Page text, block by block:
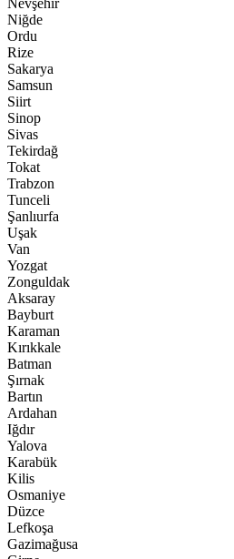
Nevşehir
Niğde
Ordu
Rize
Sakarya
Samsun
Siirt
Sinop
Sivas
Tekirdağ
Tokat
Trabzon
Tunceli
Şanlıurfa
Uşak
Van
Yozgat
Zonguldak
Aksaray
Bayburt
Karaman
Kırıkkale
Batman
Şırnak
Bartın
Ardahan
Iğdır
Yalova
Karabük
Kilis
Osmaniye
Düzce
Lefkoşa
Gazimağusa